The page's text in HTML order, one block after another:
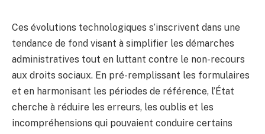
Ces évolutions technologiques s’inscrivent dans une
tendance de fond visant à simplifier les démarches
administratives tout en luttant contre le non-recours
aux droits sociaux. En pré-remplissant les formulaires
et en harmonisant les périodes de référence, l’État
cherche à réduire les erreurs, les oublis et les
incompréhensions qui pouvaient conduire certains